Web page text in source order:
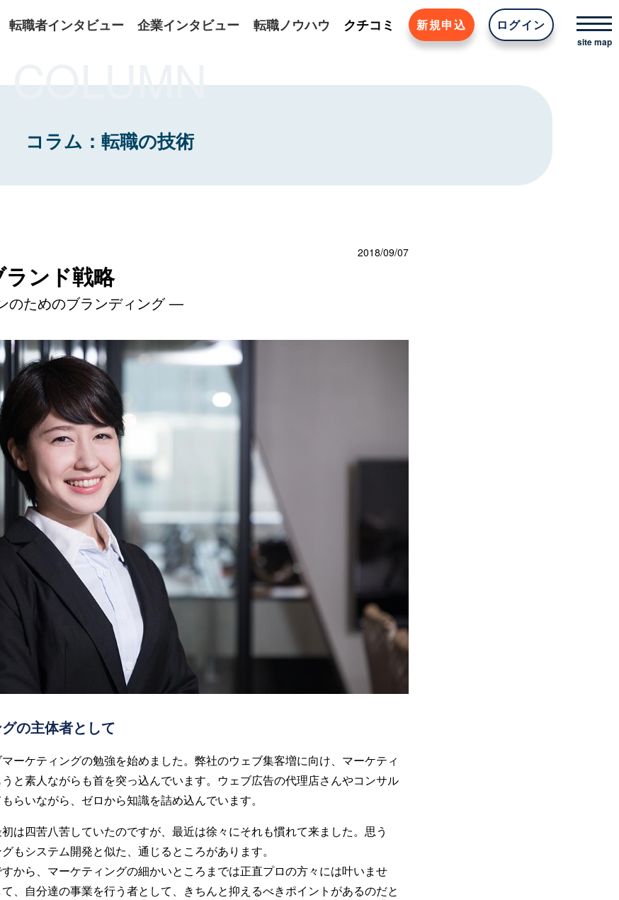
転職者インタビュー 企業インタビュー 転職ノウハウ クチコミ 新規申込 ログイン
COLUMN
コラム：転職の技術
2018/09/07
ランド戦略
のためのブランディング —
の主体者として
ーケティングの勉強を始めました。弊社のウェブ集客増に向け、マーケティ
と素人ながらも首を突っ込んでいます。ウェブ広告の代理店さんやコンサル
らいながら、ゼロから知識を詰め込んでいます。
は四苦八苦していたのですが、最近は徐々にそれも慣れて来ました。思う
もシステム開発と似た、通じるところがあります。
から、マーケティングの細かいところまでは正直プロの方々には叶いませ
、自分達の事業を行う者として、きちんと抑えるべきポイントがあるのだと